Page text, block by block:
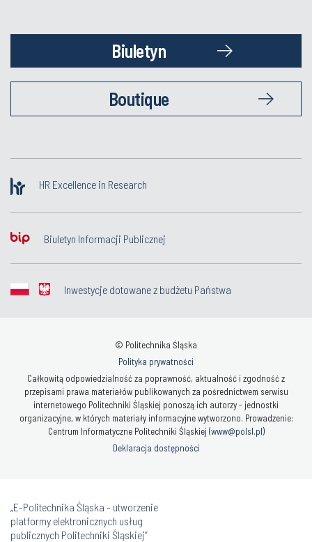
Biuletyn
Boutique
HR Excellence in Research
Biuletyn Informacji Publicznej
Inwestycje dotowane z budżetu Państwa
© Politechnika Śląska
Polityka prywatności
Całkowitą odpowiedzialność za poprawność, aktualność i zgodność z
przepisami prawa materiałów publikowanych za pośrednictwem serwisu
internetowego Politechniki Śląskiej ponoszą ich autorzy - jednostki
organizacyjne, w których materiały informacyjne wytworzono. Prowadzenie:
Centrum Informatyczne Politechniki Śląskiej (www@polsl.pl)
Deklaracja dostępności
„E-Politechnika Śląska - utworzenie
platformy elektronicznych usług
publicznych Politechniki Śląskiej”